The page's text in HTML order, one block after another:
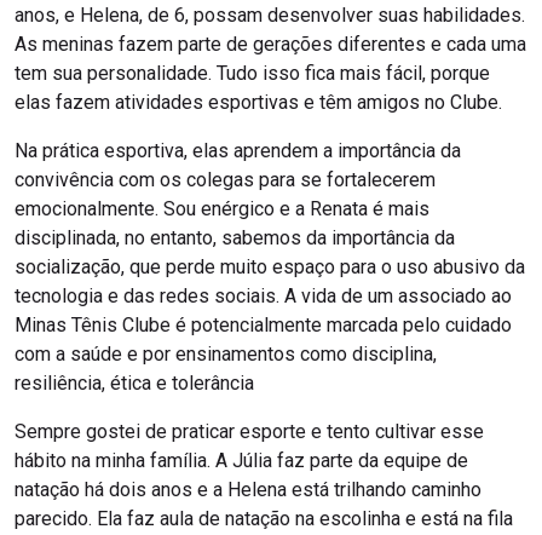
anos, e Helena, de 6, possam desenvolver suas habilidades.
As meninas fazem parte de gerações diferentes e cada uma
tem sua personalidade. Tudo isso fica mais fácil, porque
elas fazem atividades esportivas e têm amigos no Clube.
Na prática esportiva, elas aprendem a importância da
convivência com os colegas para se fortalecerem
emocionalmente. Sou enérgico e a Renata é mais
disciplinada, no entanto, sabemos da importância da
socialização, que perde muito espaço para o uso abusivo da
tecnologia e das redes sociais. A vida de um associado ao
Minas Tênis Clube é potencialmente marcada pelo cuidado
com a saúde e por ensinamentos como disciplina,
resiliência, ética e tolerância
Sempre gostei de praticar esporte e tento cultivar esse
hábito na minha família. A Júlia faz parte da equipe de
natação há dois anos e a Helena está trilhando caminho
parecido. Ela faz aula de natação na escolinha e está na fila